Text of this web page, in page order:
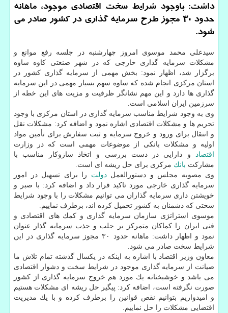
داشت: باوجود شرایط سخت اقتصادی موجود، ماهانه
حدود ۳۰ مجوز طرح سرمایه گذاری در كشور صادر می
شود.
سیدعلی محمد موسوی امروز چهارشنبه در جلسه رفع موانع و
مشكلات سرمایه گذاری خارجی كه در شهر صنعتی كاوه ساوه
برگزار شد، اظهار نمود: بخش مهمی از سرمایه گذاری كشور در
استان مركزی انجام شده كه ساوه سهم بسیار مهمی در این سرمایه
گذاری ها دارد و این مهم نشانگر ظرفیت و مزیت های این خطه از
سرزمین ایران اسلامی است.
وی به وجود شرایط مناسب سرمایه گذاری در استان مركزی با وجود
تحریم ها و مشكلات اقتصادی اشاره نمود و اضافه كرد: مشكلات نقل
و انتقال برای ورود و خروج سرمایه و ثبت سفارش برای تأمین مواد
اولیه و مشكلات بانكی از موضوعات مهمی است كه در وزارت
اقتصاد
و دارایی در دست بررسی و اتخاذ سازوكار مناسب با
مشاركت بانك مركزی برای حل ریشه ای است.
وی مصوبه مجلس و دستورالعملدولت را برای تسهیل در امور
سرمایه گذاری خارجی مورد تاكید قرار داد و اضافه كرد: با صبر و
خویشتن داری سرمایه گذاران می توانیم مشكلات را با وجود شرایط
سختی كه دشمنان به كشور تحمیل كرده اند، برطرف نماییم.
موسوی استراتژی سازمان سرمایه گذاری و كمك های اقتصادی و
فنی ایران را كماكان متمركز بر جلب و جذب سرمایه گذار عنوان
نمود و اظهار داشت: ماهانه حدود ۳۰ مجوز سرمایه گذاری در این
شرایط سخت صادر می شود.
معاون وزیر اقتصاد با اشاره به اینكه در یكسال گذشته تمام تلاش ما
صیانت از سرمایه گذاری موجود در شرایط سخت و دشوار اقتصادی
می باشد و خوشبختانه یك مورد هم خروج سرمایه گذاری از كشور
صورت نگرفته است، اضافه كرد: پیگیر حل ریشه ای مشكلات هستیم
و امیدواریم بتوانیم نقص قوانین را برطرف كرده و با یك مدیریت
اقتضایی مشكلات را حل نماییم.